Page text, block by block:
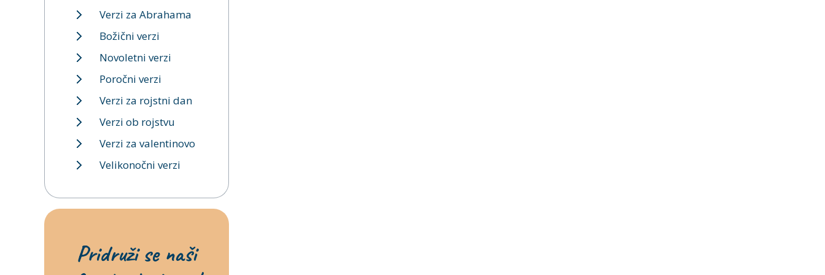
Verzi za Abrahama
Božični verzi
Novoletni verzi
Poročni verzi
Verzi za rojstni dan
Verzi ob rojstvu
Verzi za valentinovo
Velikonočni verzi
Pridruži se naši